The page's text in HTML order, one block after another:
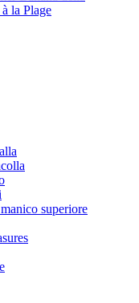
superiore